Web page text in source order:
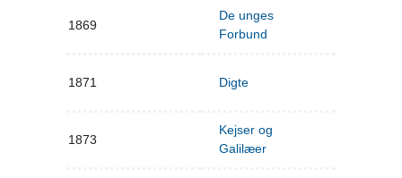
1869
De unges
Forbund
1871 Digte
1873
Kejser og
Galilæer